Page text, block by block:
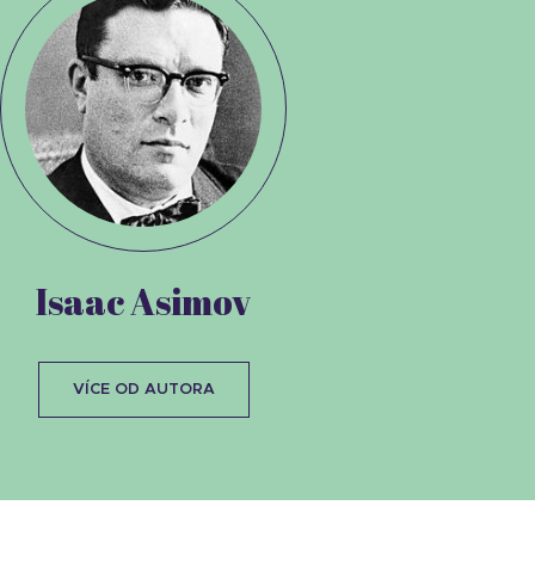
Isaac Asimov
VÍCE OD AUTORA